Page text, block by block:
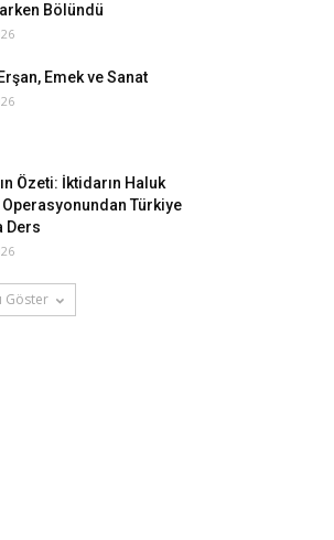
Bölündü
Emek ve Sanat
Özeti: İktidarın Haluk
Operasyonundan Türkiye
Ders
Göster